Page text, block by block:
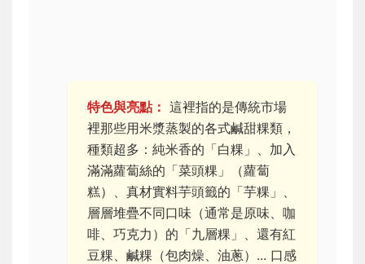
特色與亮點： 這裡指的是傳統市場
裡那些用米漿蒸製的各式鹹甜粿類，
種類超多：純米香的「白粿」、加入
滿滿蘿蔔絲的「菜頭粿」（蘿蔔
糕）、真材實料芋頭籤的「芋粿」、
層層堆疊不同口味（通常是原味、咖
啡、巧克力）的「九層粿」、還有紅
豆粿、鹹粿（包肉燥、油蔥）... 口感